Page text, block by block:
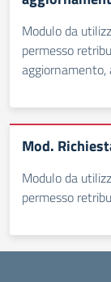
Modulo da
permesso
aggiornamento,
Mod.
Modulo da
permesso